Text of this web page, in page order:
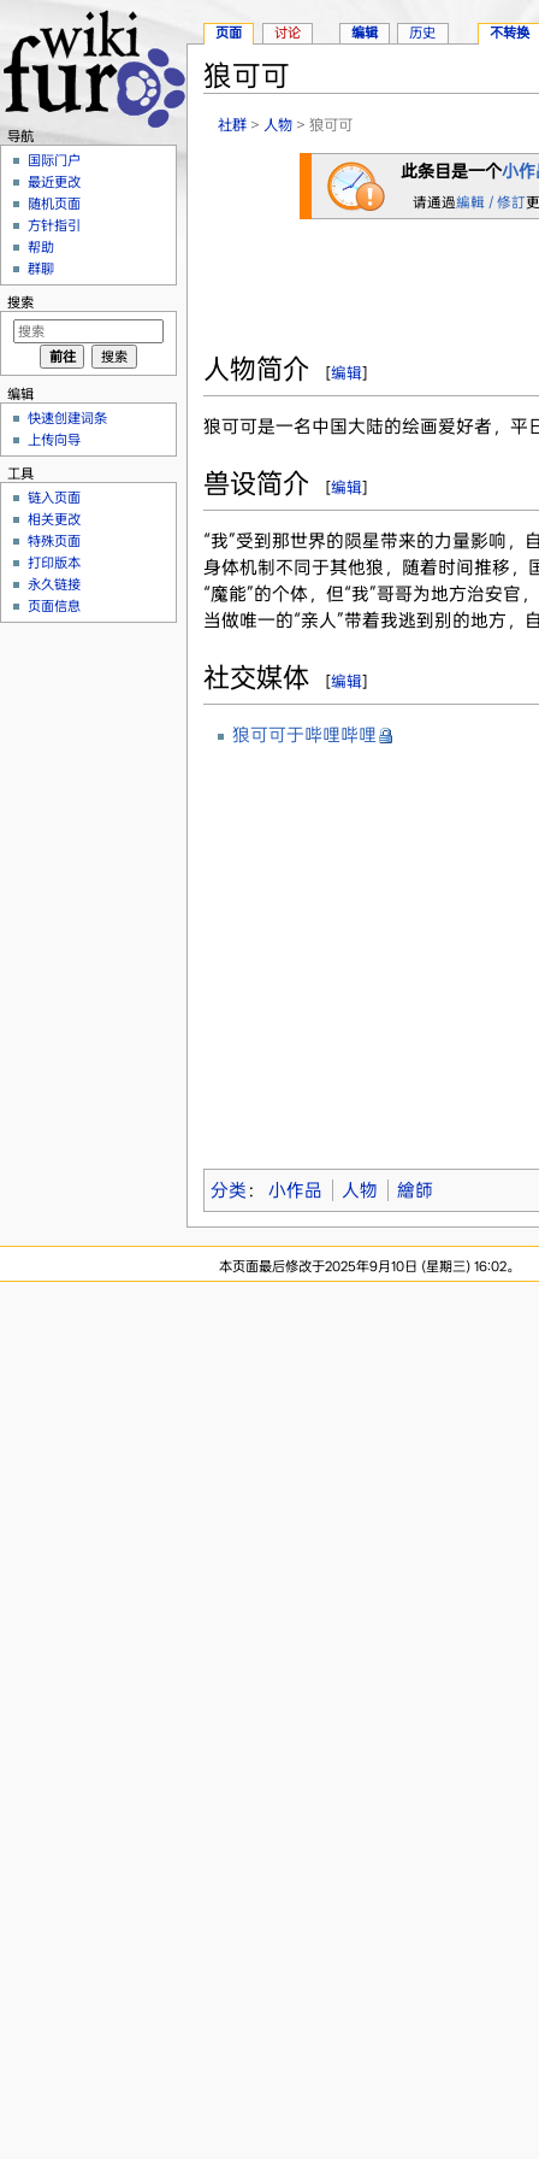
狼可可
社群 > 人物 > 狼可可
此条目是一个小作
请通過編輯 / 修訂
人物简介 [编辑]
狼可可是一名中国大陆的绘画爱好者，平
兽设简介 [编辑]
“我”受到那世界的陨星带来的力量影响，
身体机制不同于其他狼，随着时间推移，
“魔能”的个体，但“我”哥哥为地方治安官
当做唯一的“亲人”带着我逃到别的地方，
社交媒体 [编辑]
狼可可于哔哩哔哩
分类 ： 小作品 人物 繪師
页面 讨论 编辑 历史 不转换
导航
国际门户
最近更改
随机页面
方针指引
帮助
群聊
搜索
编辑
快速创建词条
上传向导
工具
链入页面
相关更改
特殊页面
打印版本
永久链接
页面信息
本页面最后修改于2025年9月10日 (星期三) 16:02。